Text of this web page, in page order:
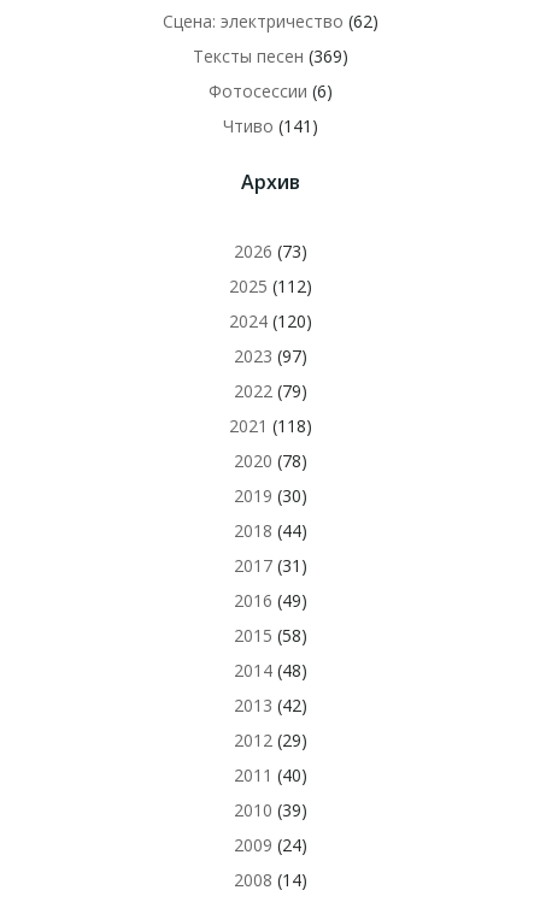
Сцена: электричество (62)
Тексты песен (369)
Фотосессии (6)
Чтиво (141)
Архив
2026 (73)
2025 (112)
2024(120)
2023 (97)
2022(79)
2021 (118)
2020 (78)
2019 (30)
2018 (44)
2017(31)
2016 (49)
2015 (58)
2014(48)
2013 (42)
2012(29)
2011 (40)
2010 (39)
2009 (24)
2008 (14)